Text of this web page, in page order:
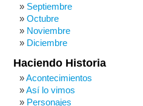
Septiembre
Octubre
Noviembre
Diciembre
Haciendo Historia
Acontecimientos
Así lo vimos
Personajes